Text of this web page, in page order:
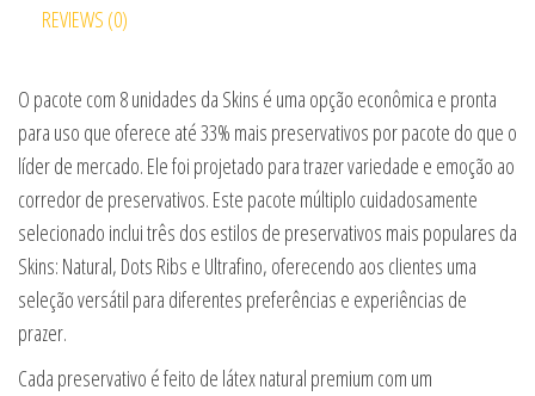
REVIEWS (0)
O pacote com 8 unidades da Skins é uma opção econômica e pronta
para uso que oferece até 33% mais preservativos por pacote do que o
líder de mercado. Ele foi projetado para trazer variedade e emoção ao
corredor de preservativos. Este pacote múltiplo cuidadosamente
selecionado inclui três dos estilos de preservativos mais populares da
Skins: Natural, Dots Ribs e Ultrafino, oferecendo aos clientes uma
seleção versátil para diferentes preferências e experiências de
prazer.
Cada preservativo é feito de látex natural premium com um